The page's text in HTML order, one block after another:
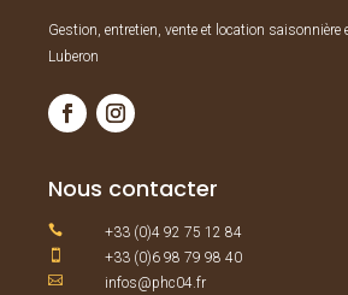
Gestion, entretien, vente et location saisonnière
Luberon
Nous contacter
 +33 (0)4 92 75 12 84
+33 (0)6 98 79 98 40
 infos@phc04.fr